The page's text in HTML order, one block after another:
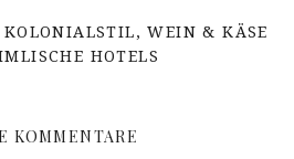
WEIN & KÄSE
HOTELS
KOMMENTARE